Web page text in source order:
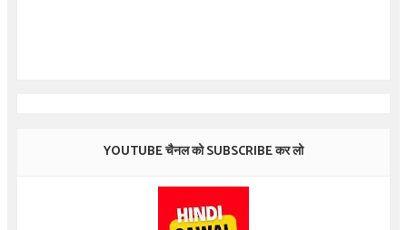
YOUTUBE चैनल को SUBSCRIBE कर लो